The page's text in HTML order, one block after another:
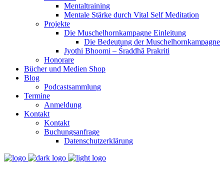
Mentaltraining
Mentale Stärke durch Vital Self Meditation
Projekte
Die Muschelhornkampagne Einleitung
Die Bedeutung der Muschelhornkampagne
Jyothi Bhoomi – Śraddhā Prakriti
Honorare
Bücher und Medien Shop
Blog
Podcastsammlung
Termine
Anmeldung
Kontakt
Kontakt
Buchungsanfrage
Datenschutzerklärung